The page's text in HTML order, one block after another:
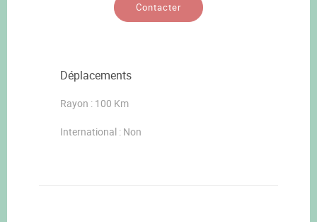
Contacter
Déplacements
Rayon : 100 Km
International : Non